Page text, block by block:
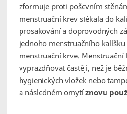
zformuje proti poševním
menstruační krev stékala do
prosakování a doprovodných
jednoho menstruačního
menstruační krve. Menstruační
vyprazdňovat častěji, než je
hygienických vložek nebo
a následném omytí znovu